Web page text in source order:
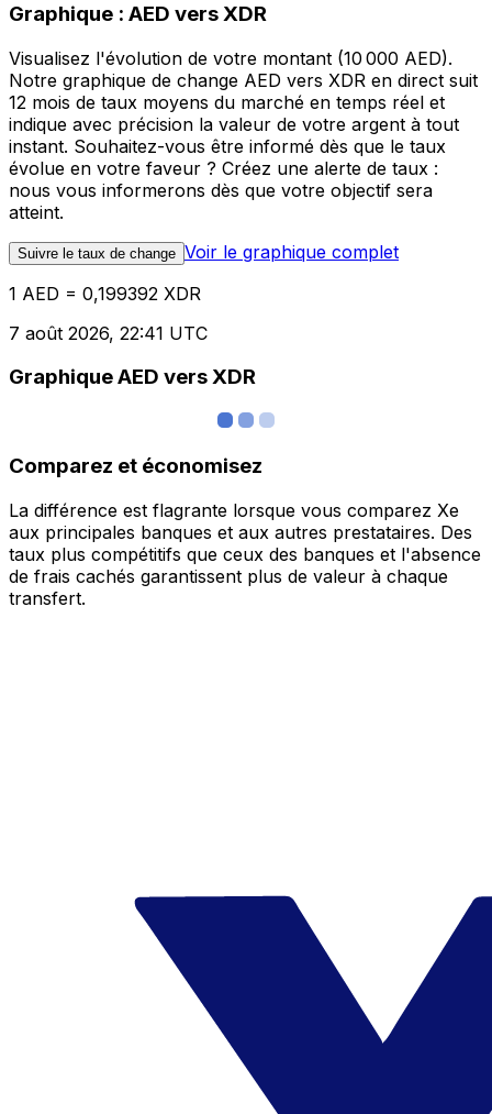
Graphique : AED vers XDR
Visualisez l'évolution de votre montant (10 000 AED).
Notre graphique de change AED vers XDR en direct suit
12 mois de taux moyens du marché en temps réel et
indique avec précision la valeur de votre argent à tout
instant. Souhaitez-vous être informé dès que le taux
évolue en votre faveur ? Créez une alerte de taux :
nous vous informerons dès que votre objectif sera
atteint.
Suivre le taux de change Voir le graphique complet
1 AED = 0,199392 XDR
7 août 2026, 22:41 UTC
Graphique AED vers XDR
Comparez et économisez
La différence est flagrante lorsque vous comparez Xe
aux principales banques et aux autres prestataires. Des
taux plus compétitifs que ceux des banques et l'absence
de frais cachés garantissent plus de valeur à chaque
transfert.